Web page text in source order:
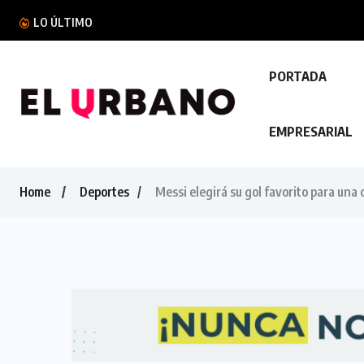
LO ÚLTIMO
PORTADA
EMPRESARIAL
Home Deportes Messi elegirá su gol favorito para una